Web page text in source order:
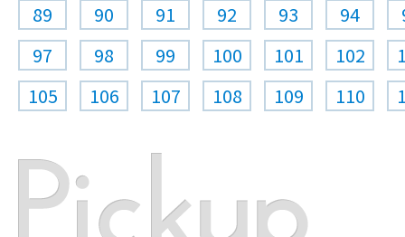
89
90 91 92 93 94
97
98 99 100 101 102
105
106 107 108 109 110